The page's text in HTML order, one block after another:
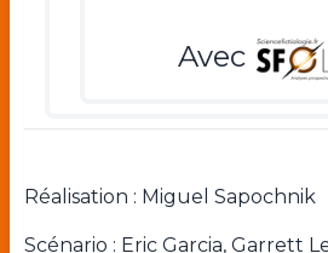
Avec
Réalisation : Miguel Sapochnik
Scénario : Eric Garcia, Garrett